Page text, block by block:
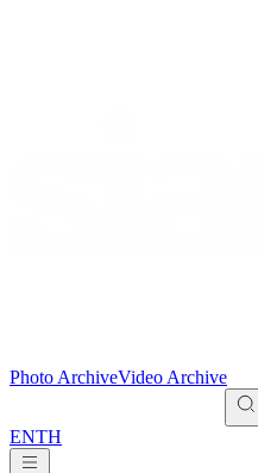
Photo ArchiveVideo Archive
ENTH